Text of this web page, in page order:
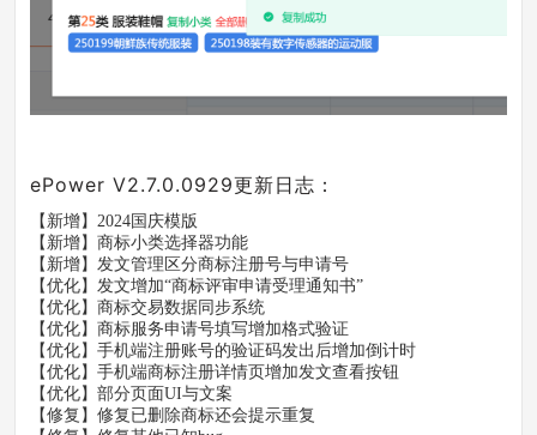
ePower V2.7.0.0929更新日志：
【新增】2024国庆模版
【新增】商标小类选择器功能
【新增】发文管理区分商标注册号与申请号
【优化】发文增加“商标评审申请受理通知书”
【优化】商标交易数据同步系统
【优化】商标服务申请号填写增加格式验证
【优化】手机端注册账号的验证码发出后增加倒计时
【优化】手机端商标注册详情页增加发文查看按钮
【优化】部分页面UI与文案
【修复】修复已删除商标还会提示重复